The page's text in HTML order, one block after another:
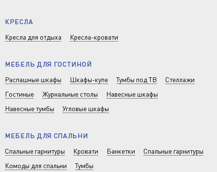
КРЕСЛА
Кресла для отдыха
Кресла-кровати
МЕБЕЛЬ ДЛЯ ГОСТИНОЙ
Распашные шкафы
Шкафы-купе Тумбы под ТВ
Стеллажи
Гостиные
Журнальные столы
Навесные шкафы
Навесные тумбы
Угловые шкафы
МЕБЕЛЬ ДЛЯ СПАЛЬНИ
Спальные гарнитуры
Кровати Банкетки
Спальные гарнитуры
Комоды для спальни
Тумбы